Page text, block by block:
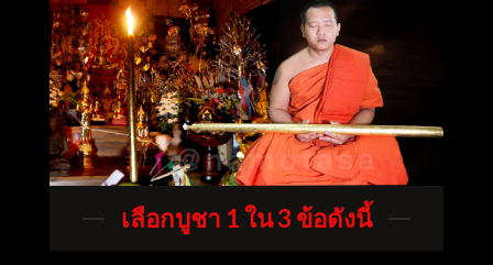
เลือกบูชา 1 ใน 3 ข้อดังนี้